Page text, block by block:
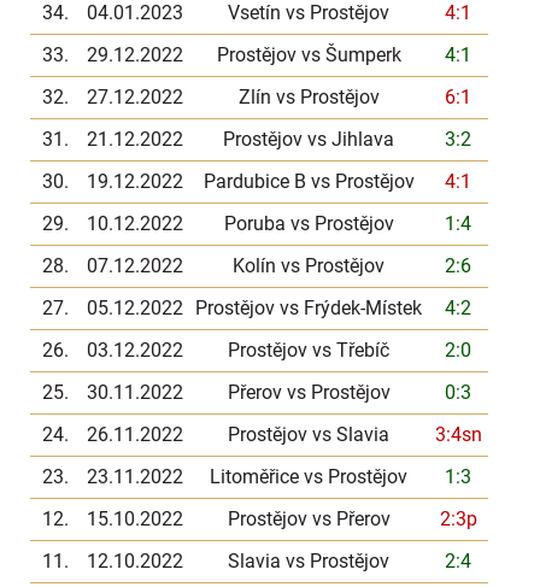
34.
04.01.2023 Vsetín vs Prostějov
4:1
33.
29.12.2022 Prostějov vs Šumperk
4:1
32.
27.12.2022 Zlín vs Prostějov
6:1
31.
21.12.2022 Prostějov vs Jihlava
3:2
30.
19.12.2022 Pardubice B vs Prostějov
4:1
29.
10.12.2022 Poruba vs Prostějov
1:4
28.
07.12.2022 Kolín vs Prostějov
2:6
27.
05.12.2022 Prostějov vs Frýdek-Místek
4:2
26.
03.12.2022 Prostějov vs Třebíč
2:0
25.
30.11.2022 Přerov vs Prostějov
0:3
24.
26.11.2022 Prostějov vs Slavia
3:4sn
23.
23.11.2022 Litoměřice vs Prostějov
1:3
12.
15.10.2022 Prostějov vs Přerov
2:3p
11.
12.10.2022 Slavia vs Prostějov
2:4